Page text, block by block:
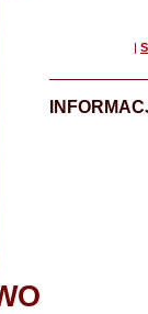
|